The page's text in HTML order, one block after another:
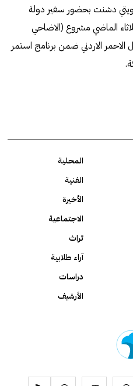
دشنت بحضور سفير دولة
الماضي مشروع (الاضاحي
الاحمر الاردني ضمن برنامج استمر
المحلية
الفنية
الأخيرة
الاجتماعية
تراث
آراء طلابية
دراسات
الأرشيف